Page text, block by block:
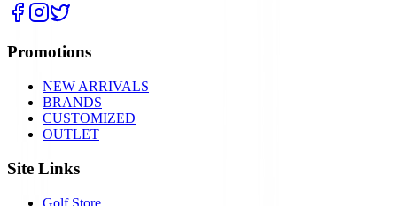
Promotions
NEW ARRIVALS
BRANDS
CUSTOMIZED
OUTLET
Site Links
Golf Store